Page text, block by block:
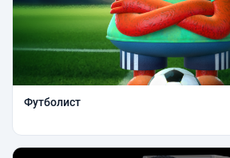
Футболист